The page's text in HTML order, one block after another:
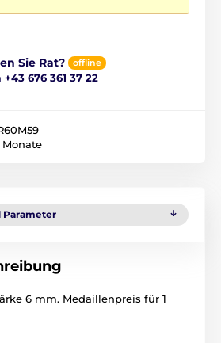
Sie Rat? offline
+43 676 361 37 22
Monate
Parameter
6 mm. Medaillenpreis für 1